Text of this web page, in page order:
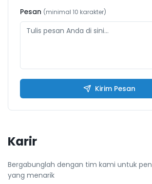
Pesan (minimal 10 karakter)
Kirim Pesan
Karir
Bergabunglah dengan tim kami untuk
yang menarik